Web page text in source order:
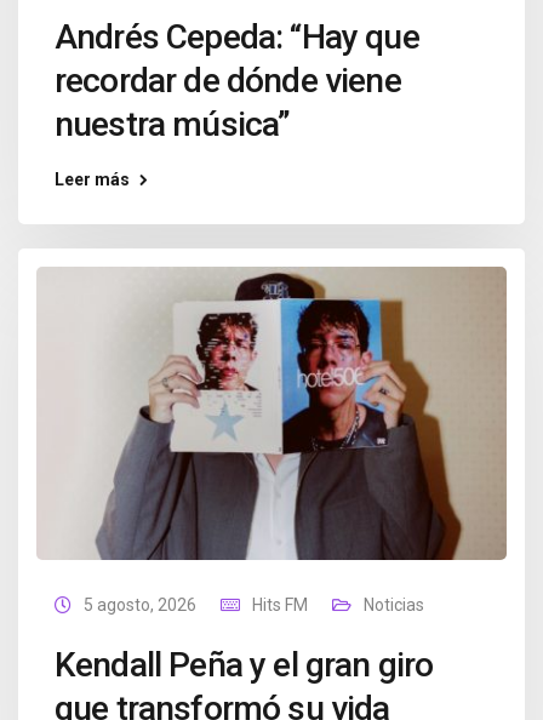
Andrés Cepeda: “Hay que
recordar de dónde viene
nuestra música”
Leer más
5 agosto, 2026 Hits FM Noticias
Kendall Peña y el gran giro
que transformó su vida